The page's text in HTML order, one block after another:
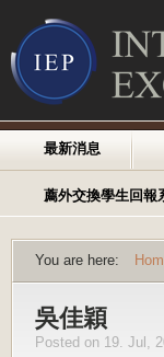
最新消息
薦外交換學生回報
You are here:
吳佳穎
Posted on 19. Jul,